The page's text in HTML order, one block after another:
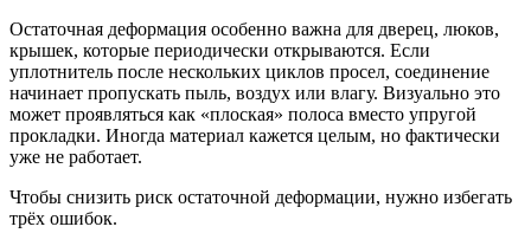
Остаточная деформация особенно важна для дверец, люков,
крышек, которые периодически открываются. Если
уплотнитель после нескольких циклов просел, соединение
начинает пропускать пыль, воздух или влагу. Визуально это
может проявляться как «плоская» полоса вместо упругой
прокладки. Иногда материал кажется целым, но фактически
уже не работает.
Чтобы снизить риск остаточной деформации, нужно избегать
трёх ошибок.